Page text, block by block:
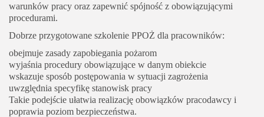
warunków pracy oraz zapewnić spójność z obowiązującymi
procedurami.
Dobrze przygotowane szkolenie PPOŻ dla pracowników:
obejmuje zasady zapobiegania pożarom
wyjaśnia procedury obowiązujące w danym obiekcie
wskazuje sposób postępowania w sytuacji zagrożenia
uwzględnia specyfikę stanowisk pracy
Takie podejście ułatwia realizację obowiązków pracodawcy i
poprawia poziom bezpieczeństwa.